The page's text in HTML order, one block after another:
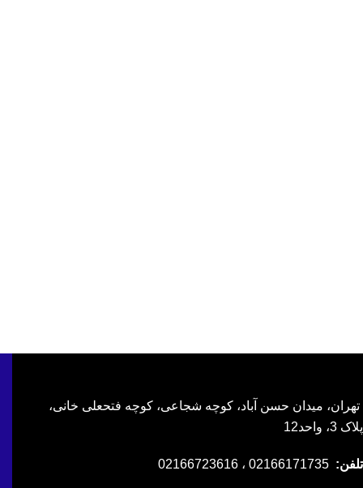
تهران، میدان حسن آباد، کوچه شجاعی، کوچه فتحعلی خانی،
پلاک 3، واحد12
تلفن: